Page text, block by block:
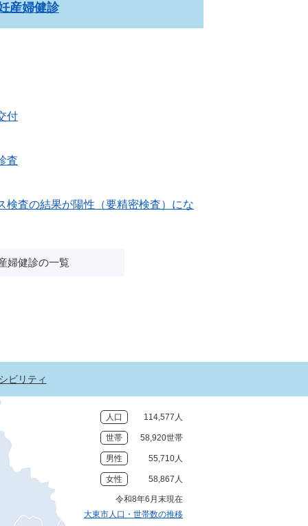
産婦健診
付
査
検査の結果が陽性（要精密検査）にな
婦健診の一覧
ビリティ
人口 114,577人
世帯 58,920世帯
男性 55,710人
女性 58,867人
令和8年6月末現在
大東市人口・世帯数の推移